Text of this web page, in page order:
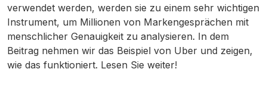
verwendet werden, werden sie zu einem sehr wichtigen
Instrument, um Millionen von Markengesprächen mit
menschlicher Genauigkeit zu analysieren. In dem
Beitrag nehmen wir das Beispiel von Uber und zeigen,
wie das funktioniert. Lesen Sie weiter!